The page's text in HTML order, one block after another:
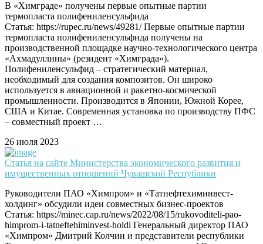
В «Химграде» получены первые опытные партии
термопласта полифениленсульфида
Статья: https://rupec.ru/news/49281/ Первые опытные партии
термопласта полифениленсульфида получены на
производственной площадке научно-технологического центра
«Ахмадуллины» (резидент «Химграда»).
Полифениленсульфид – стратегический материал,
необходимый для создания композитов. Он широко
используется в авиационной и ракетно-космической
промышленности. Производится в Японии, Южной Корее,
США и Китае. Современная установка по производству ПФС
– совместный проект …
26 июля 2023
Статья на сайте Министерства экономического развития и
имущественных отношений Чувашской Республики
Руководители ПАО «Химпром» и «Татнефтехиминвест-
холдинг» обсудили идеи совместных бизнес-проектов
Статья: https://minec.cap.ru/news/2022/08/15/rukovoditeli-pao-
himprom-i-tatneftehiminvest-holdi Генеральный директор ПАО
«Химпром» Дмитрий Колчин и представители республики